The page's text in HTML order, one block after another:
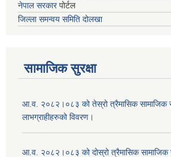
नेपाल सरकारपोर्टल
जिल्ला समन्वय समिति दोलखा
सामाजिक सुरक्षा
आ.व. २०८२।०८३ को तेस्रो त्रैमासिक सामाजिक
लाभग्राहीहरुको विवरण।
आ.व. २०८२।०८३ को दोस्रो त्रैमासिक सामाजिक